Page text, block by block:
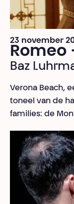
23 november
Romeo
Baz
Verona Beach,
toneel van de
families: de